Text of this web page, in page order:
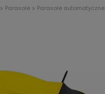
Parasole Parasole automatyczne